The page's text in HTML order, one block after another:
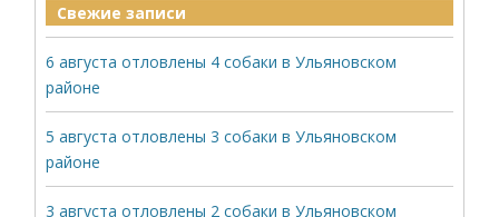
Свежие записи
6 августа отловлены 4 собаки в Ульяновском
районе
5 августа отловлены 3 собаки в Ульяновском
районе
3 августа отловлены 2 собаки в Ульяновском